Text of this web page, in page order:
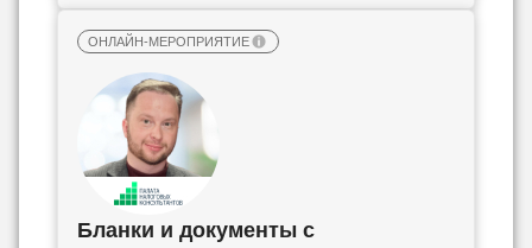
ОНЛАЙН-МЕРОПРИЯТИЕ
Бланки и документы с